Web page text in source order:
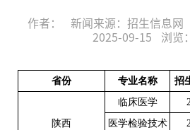
作者： 新闻来源：招生信息网
2025-09-15
浏览：
省份 专业名称 招
陕西
临床医学 2
医学检验技术
2